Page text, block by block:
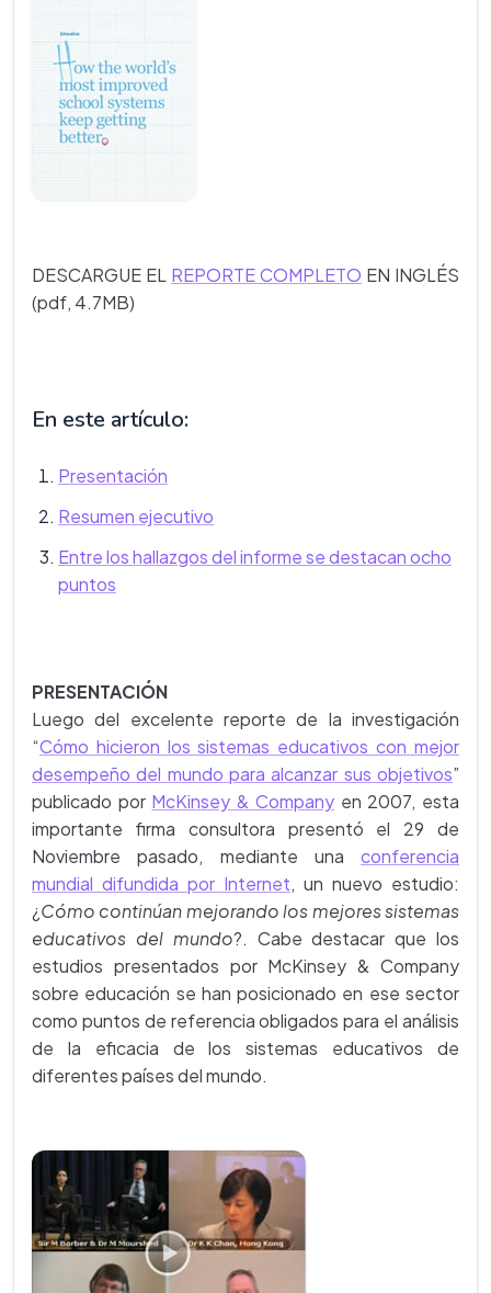
DESCARGUE EL REPORTE COMPLETO EN INGLÉS
(pdf, 4.7MB)
En este artículo:
Presentación
Resumen ejecutivo
Entre los hallazgos del informe se destacan ocho
puntos
PRESENTACIÓN
Luego del excelente reporte de la investigación
“Cómo hicieron los sistemas educativos con mejor
desempeño del mundo para alcanzar sus objetivos”
publicado por McKinsey & Companyen 2007, esta
importante firma consultora presentó el 29 de
Noviembre pasado, mediante una conferencia
mundial difundida por Internet, un nuevo estudio:
¿Cómo continúan mejorando los mejores sistemas
educativos del mundo?. Cabe destacar que los
estudios presentados por McKinsey & Company
sobre educación se han posicionado en ese sector
como puntos de referencia obligados para el análisis
de la eficacia de los sistemas educativos de
diferentes países del mundo.